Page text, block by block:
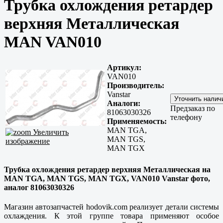
Трубка охлождения ретардер
верхняя Металлическая
MAN VAN010
Увеличить
изображение
Артикул:
VAN010
Производитель:
Vanstar
Аналоги:
81063030326
Применяемость:
MAN TGA,
MAN TGS,
MAN TGX
Предзаказ по
телефону
Трубка охлождения ретардер верхняя Металлическая на
MAN TGA, MAN TGS, MAN TGX, VAN010 Vanstar фото,
аналог 81063030326
Магазин автозапчастей hodovik.com реализует детали системы
охлаждения. К этой группе товара применяют особое